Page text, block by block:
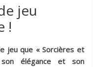
jeu
!
jeu que « Sorcières et
élégance et son